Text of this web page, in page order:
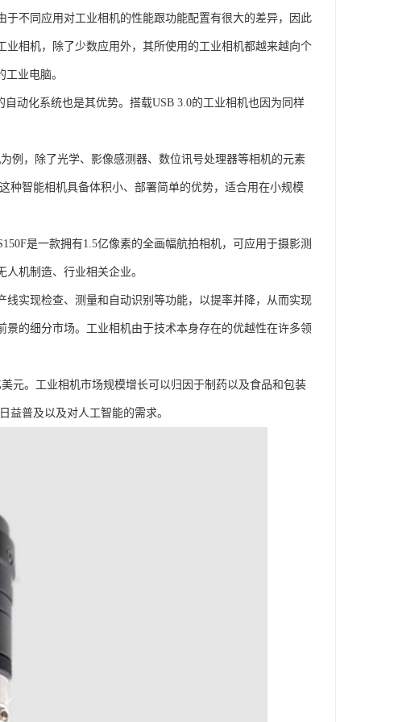
不同应用对工业相机的性能跟功能配置有很大的差异，因此
相机，除了少数应用外，其所使用的工业相机都越来越向个
业电脑。
动化系统也是其优势。搭载USB 3.0的工业相机也因为同样
例，除了光学、影像感测器、数位讯号处理器等相机的元素
智能相机具备体积小、部署简单的优势，适合用在小规模
是一款拥有1.5亿像素的全画幅航拍相机，可应用于摄影测
机制造、行业相关企业。
实现检查、测量和自动识别等功能，以提率并降，从而实现
的细分市场。工业相机由于技术本身存在的优越性在许多领
元。工业相机市场规模增长可以归因于制药以及食品和包装
益普及以及对人工智能的需求。